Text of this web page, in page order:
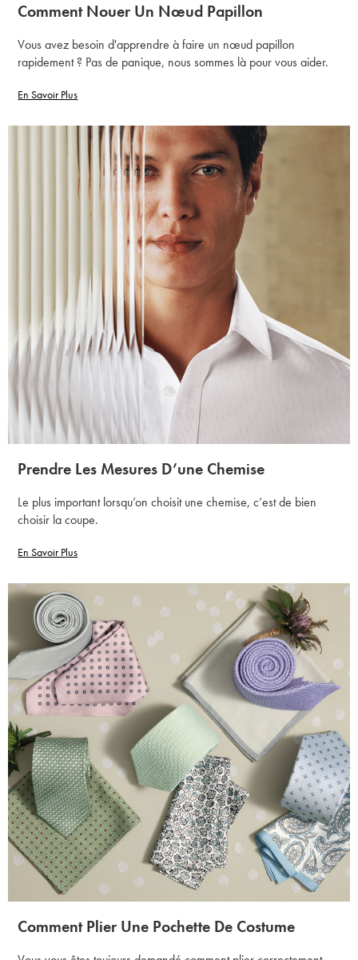
Comment Nouer Un Nœud Papillon
Vous avez besoin d'apprendre à faire un nœud papillon
rapidement ? Pas de panique, nous sommes là pour vous aider.
En Savoir Plus
Prendre Les Mesures D’une Chemise
Le plus important lorsqu’on choisit une chemise, c’est de bien
choisir la coupe.
En Savoir Plus
Comment Plier Une Pochette De Costume